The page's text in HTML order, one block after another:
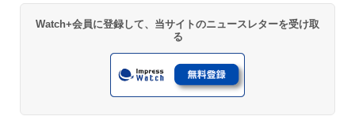
Watch+会員に登録して、当サイトのニュースレターを受け取
る